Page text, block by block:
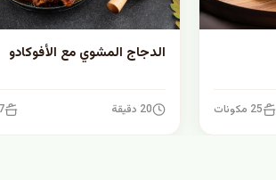
25 مكونات
الدجاج المشوي مع الأفوكادو
20 دقيقة 7 مكونات